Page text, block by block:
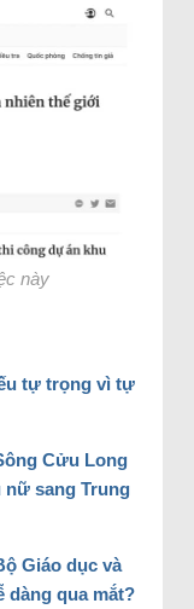
này
tự trọng vì tự
Cửu Long
nữ sang Trung
Giáo dục và
dàng qua mắt?